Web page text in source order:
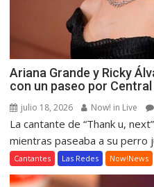
Ariana Grande y Ricky
con un paseo por
julio 18, 2026 Now! in Live
La cantante de “Thank u,
mientras paseaba a su perro
Cantantes Las Redes Now!News